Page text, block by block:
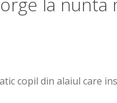
copil din alaiul care